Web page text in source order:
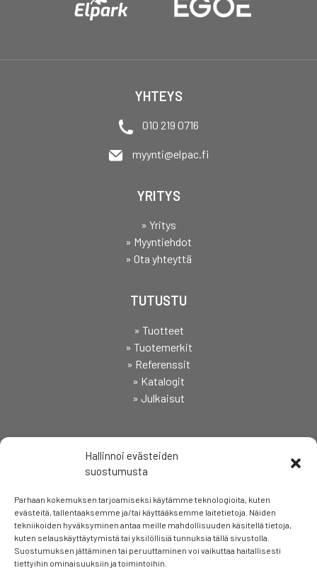
Hallinnoi evästeiden
suostumusta
Parhaan kokemuksen tarjoamiseksi käytämme teknologioita, kuten
evästeitä, tallentaaksemme ja/tai käyttääksemme laitetietoja. Näiden
tekniikoiden hyväksyminen antaa meille mahdollisuuden käsitellä tietoja,
kuten selauskäyttäytymistä tai yksilöllisiä tunnuksia tällä sivustolla.
Suostumuksen jättäminen tai peruuttaminen voi vaikuttaa haitallisesti
tiettyihin ominaisuuksiin ja toimintoihin.
YHTEYS
010 219 0716
myynti@elpac.fi
YRITYS
» Yritys
» Myyntiehdot
» Ota yhteyttä
TUTUSTU
» Tuotteet
» Tuotemerkit
» Referenssit
» Katalogit
» Julkaisut
SEURAA